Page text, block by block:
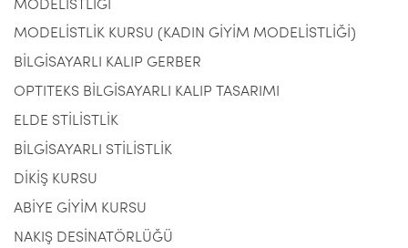
MODELİSTLİĞİ
MODELİSTLİK KURSU (KADIN GİYİM MODELİSTLİĞİ)
BİLGİSAYARLI KALIP GERBER
OPTITEKS BİLGİSAYARLI KALIP TASARIMI
ELDE STİLİSTLİK
BİLGİSAYARLI STİLİSTLİK
DİKİŞ KURSU
ABİYE GİYİM KURSU
NAKIŞ DESİNATÖRLÜĞÜ